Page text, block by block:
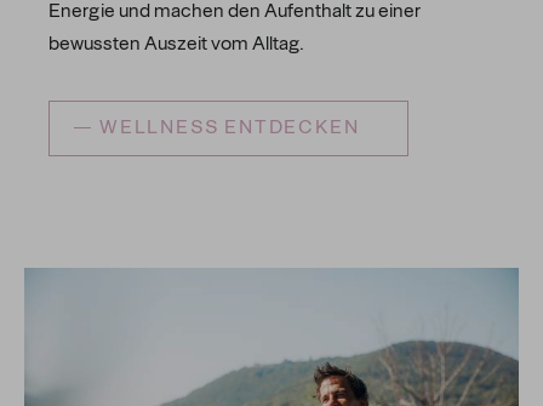
Energie und machen den Aufenthalt zu einer
bewussten Auszeit vom Alltag.
WELLNESS ENTDECKEN